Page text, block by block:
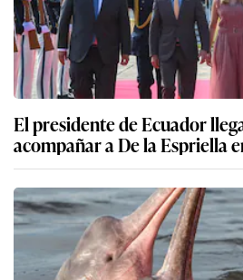
El presidente de Ecuador
acompañar a De la Espriella